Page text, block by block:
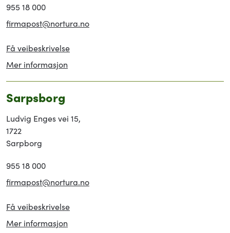
955 18 000
firmapost@nortura.no
Få veibeskrivelse
Mer informasjon
Sarpsborg
Ludvig Enges vei 15,
1722
Sarpborg
955 18 000
firmapost@nortura.no
Få veibeskrivelse
Mer informasjon